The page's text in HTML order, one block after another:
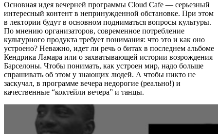
Основная идея вечерней программы Cloud Cafe — серьезный
интересный контент в непринужденной обстановке. При этом
в лектории будут в основном подниматься вопросы культуры.
По мнению организаторов, современное потребление
культурного продукта требует понимания: что это и как оно
устроено? Неважно, идет ли речь о битах в последнем альбоме
Кендрика Ламара или о захватывающей истории возрождения
Барселоны. Чтобы понимать, как устроен мир, надо больше
спрашивать об этом у знающих людей. А чтобы никто не
заскучал, в программе вечера недорогие (реально!) и
качественные “коктейли вечера” и танцы.